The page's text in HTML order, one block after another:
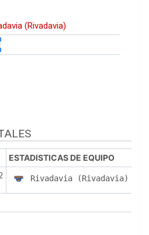
(Rivadavia)
ESTADISTICAS DE EQUIPO
Rivadavia (Rivadavia)